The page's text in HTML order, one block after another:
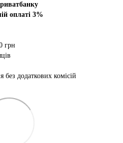
оплаті 3%
грн
додаткових комісій